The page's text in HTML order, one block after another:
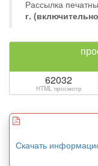
Рассылка
г.
62032
HTML просмотр
Скачать